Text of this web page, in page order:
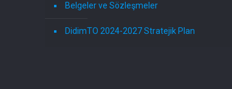
Belgeler ve Sözleşmeler
DidimTO 2024-2027 Stratejik Plan